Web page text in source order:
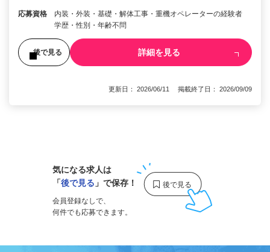
応募資格
内装・外装・基礎・解体工事・重機オペレーターの経験者
学歴・性別・年齢不問
後で見る 詳細を見る
更新日： 2026/06/11 掲載終了日： 2026/09/09
気になる求人は
「後で見る 」で保存！
会員登録なしで、
何件でも応募できます。